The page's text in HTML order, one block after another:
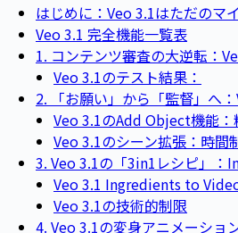
はじめに：Veo 3.1はただのマ
Veo 3.1 完全機能一覧表
1. コンテンツ審査の大逆転：
Veo 3.1のテスト結果：
2. 「お願い」から「監督」へ
Veo 3.1のAdd Object機能：
Veo 3.1のシーン拡張：時間
3. Veo 3.1の「3in1レシピ」
Veo 3.1 Ingredients to
Veo 3.1の技術的制限
4. Veo 3.1の変身アニメーショ